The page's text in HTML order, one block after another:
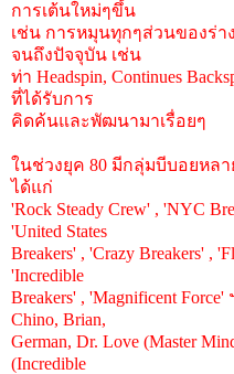
การเต้นใหม่ๆขึ้น
เช่น การหมุนทุกๆส่วนของร่า
จนถึงปัจจุบัน เช่น
ท่า Headspin, Continues
ที่ได้รับการ
คิดค้นและพัฒนามาเรื่อยๆ
ในช่วงยุค 80 มีกลุ่มบีบอยหล
ได้แก่
'Rock Steady Crew' , 'NYC
'United States
Breakers' , 'Crazy Breakers' ,
'Incredible
Breakers' , 'Magnificent
Chino, Brian,
German, Dr. Love (Master
(Incredible